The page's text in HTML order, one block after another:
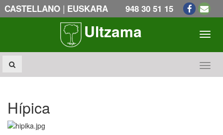
CASTELLANO | EUSKARA 948 30 51 15
Ultzama
Hípica